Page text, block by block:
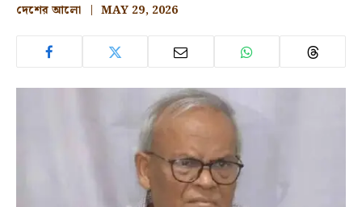
দেশের আলো MAY 29, 2026